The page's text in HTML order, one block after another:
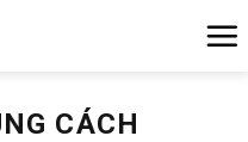
CÁCH